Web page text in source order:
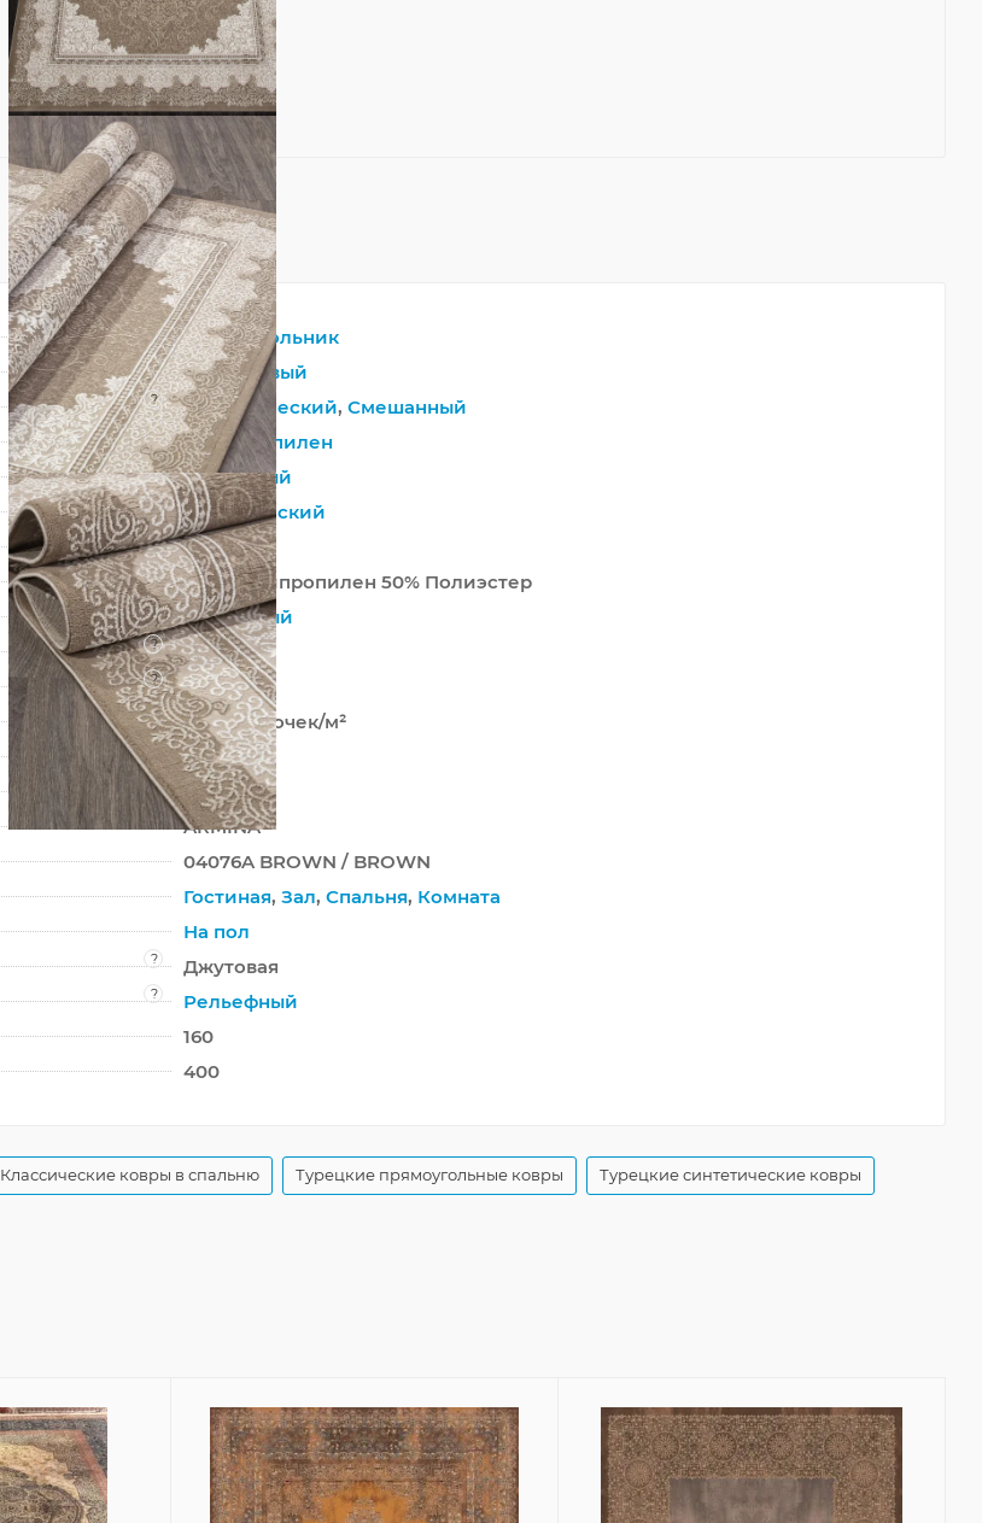
Прямоугольник
Коричневый
? Синтетический, Смешанный
Полипропилен
Восточный
Классический
Турция
50% Полипропилен 50% Полиэстер
Машинный
?
Средний
?
Хит-сет
462 000 точек/м²
10 мм
2350 г/м²
ARMINA
04076A BROWN / BROWN
Гостиная, Зал, Спальня, Комната
На пол
?
Джутовая
?
Рельефный
160
400
Классические ковры в спальню Турецкие прямоугольные ковры Турецкие синтетические ковры